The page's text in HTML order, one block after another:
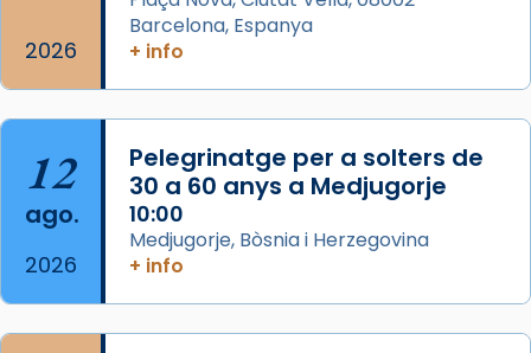
eterna”) són deixebles seves. I l’any 1667, el
frare Joan Gaspar Roig, afirma en una obra
que les santes són filles de l’antiga Iluro.
Mataró en reivindicarà les relíq
Foto
View on Facebook ·
2026
Barcelona, Espanya
+ info
12
ago.
2026
Pelegrinatge per a solters de
30 a 60 anys a Medjugorje
10:00
Medjugorje, Bòsnia i Herzegovina
+ info